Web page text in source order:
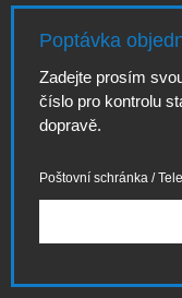
Poptávka
Zadejte prosím
číslo pro kontrolu
dopravě.
Poštovní schránka /